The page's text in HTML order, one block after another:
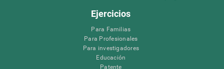
Ejercicios
Para Familias
Para Profesionales
Para investigadores
Educación
Patente